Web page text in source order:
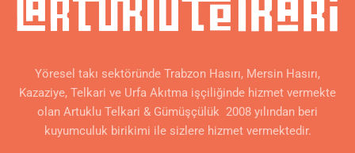
Yöresel takı sektöründe Trabzon Hasırı, Mersin Hasırı,
Kazaziye, Telkari ve Urfa Akıtma işçiliğinde hizmet vermekte
olan Artuklu Telkari & Gümüşçülük 2008 yılından beri
kuyumculuk birikimi ile sizlere hizmet vermektedir.